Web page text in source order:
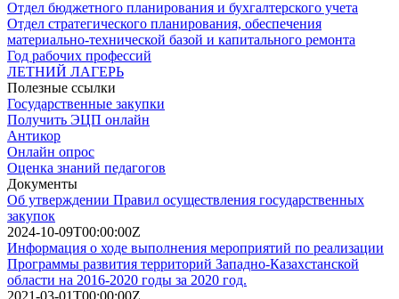
Отдел бюджетного планирования и бухгалтерского учета
Отдел стратегического планирования, обеспечения
материально-технической базой и капитального ремонта
Год рабочих профессий
ЛЕТНИЙ ЛАГЕРЬ
Полезные ссылки
Государственные закупки
Получить ЭЦП онлайн
Антикор
Онлайн опрос
Оценка знаний педагогов
Документы
Об утверждении Правил осуществления государственных
закупок
2024-10-09T00:00:00Z
Информация о ходе выполнения мероприятий по реализации
Программы развития территорий Западно-Казахстанской
области на 2016-2020 годы за 2020 год.
2021-03-01T00:00:00Z